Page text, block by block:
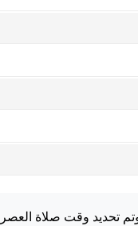
تحديد وقت صلاة